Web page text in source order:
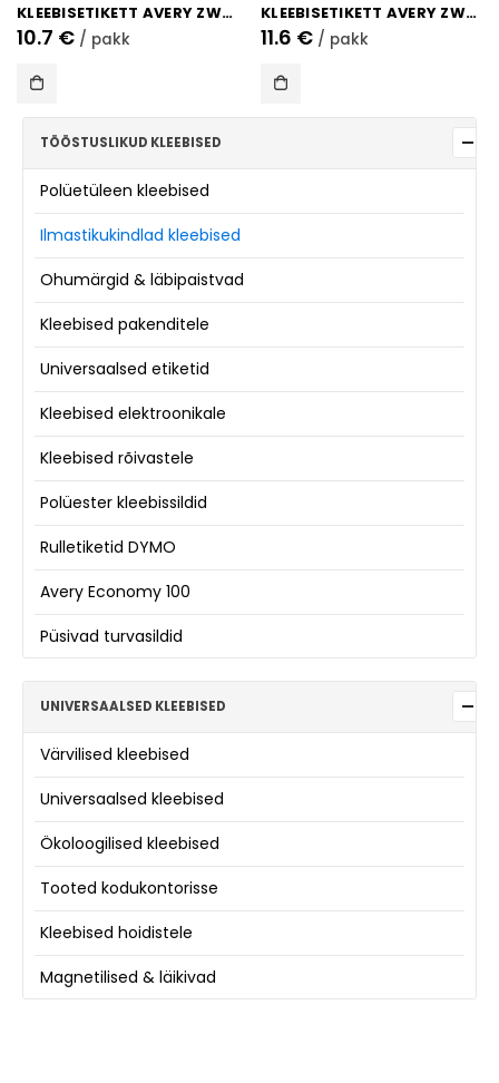
KLEEBISETIKETT AVERY ZWECKFORM 45,7×21,2MM 10 LEHTE ULTRA VASTUPIDAVAD (L7911-10)
10.7 € / pakk
KLEEBISETIKETT AVERY ZWECKFORM 99,1×42,3MM 10 LEHTE ULTRA VASTUPIDAVAD (L7913-10)
11.6 € / pakk
TÖÖSTUSLIKUD KLEEBISED
Polüetüleen kleebised
Ilmastikukindlad kleebised
Ohumärgid & läbipaistvad
Kleebised pakenditele
Universaalsed etiketid
Kleebised elektroonikale
Kleebised rõivastele
Polüester kleebissildid
Rulletiketid DYMO
Avery Economy 100
Püsivad turvasildid
UNIVERSAALSED KLEEBISED
Värvilised kleebised
Universaalsed kleebised
Ökoloogilised kleebised
Tooted kodukontorisse
Kleebised hoidistele
Magnetilised & läikivad